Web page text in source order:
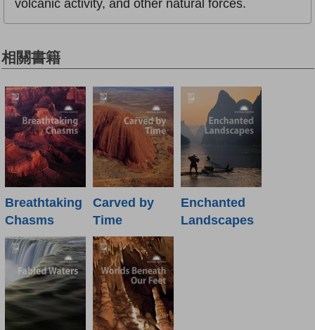
volcanic activity, and other natural forces.
相關書籍
Breathtaking
Chasms
Carved by
Time
Enchanted
Landscapes